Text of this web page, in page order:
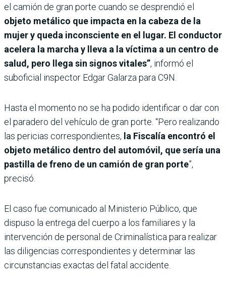
el camión de gran porte cuando se desprendió el
objeto metálico que impacta en la cabeza de la
mujer y queda inconsciente en el lugar. El conductor
acelera la marcha y lleva a la víctima a un centro de
salud, pero llega sin signos vitales”, informó el
suboficial inspector Edgar Galarza para C9N.
Hasta el momento no se ha podido identificar o dar con
el paradero del vehículo de gran porte. “Pero realizando
las pericias correspondientes, la Fiscalía encontró el
objeto metálico dentro del automóvil, que sería una
pastilla de freno de un camión de gran porte”,
precisó.
El caso fue comunicado al Ministerio Público, que
dispuso la entrega del cuerpo a los familiares y la
intervención de personal de Criminalística para realizar
las diligencias correspondientes y determinar las
circunstancias exactas del fatal accidente.